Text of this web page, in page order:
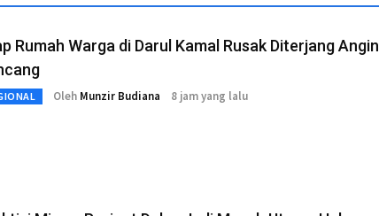
Rumah Warga di Darul Kamal Rusak Diterjang Angin
Oleh Munzir Budiana 8 jam yang lalu